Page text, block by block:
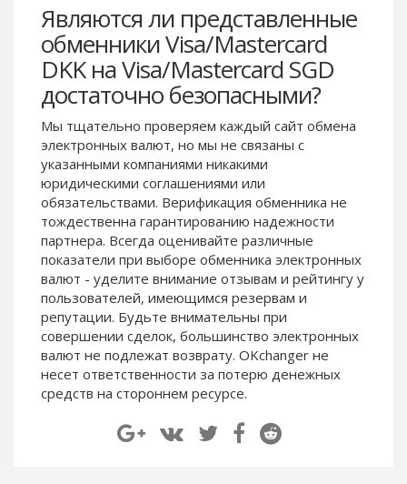
Являются ли представленные
обменники Visa/Mastercard
DKK на Visa/Mastercard SGD
достаточно безопасными?
Мы тщательно проверяем каждый сайт обмена
электронных валют, но мы не связаны c
указанными компаниями никакими
юридическими соглашениями или
обязательствами. Верификация обменника не
тождественна гарантированию надежности
партнера. Всегда оценивайте различные
показатели при выборе обменника электронных
валют - уделите внимание отзывам и рейтингу у
пользователей, имеющимся резервам и
репутации. Будьте внимательны при
совершении сделок, большинство электронных
валют не подлежат возврату. OKchanger не
несет ответственности за потерю денежных
средств на стороннем ресурсе.
AliPay CNY
UnionPay CNY
Paymer USD
Paymer RUB
Capitalist USD
Capitalist RUB
Capitalist EUR
Payoneer USD
Payoneer EUR
Revolut Binance USD
(BUSD)
Revolut USD
Revolut EUR
Revolut GBP
Global24 UAH
Piastrix RUB
UnionPay CNY
Paymer USD
Paymer RUB
Paymer UAH
Capitalist USD
Capitalist RUB
Capitalist EUR
Payoneer USD
Payoneer EUR
Revolut Binance USD
(BUSD)
Revolut USD
Revolut EUR
Revolut GBP
Piastrix RUB